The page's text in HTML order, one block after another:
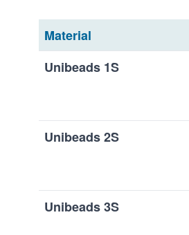
Material
Unibeads 1S
Unibeads 2S
Unibeads 3S